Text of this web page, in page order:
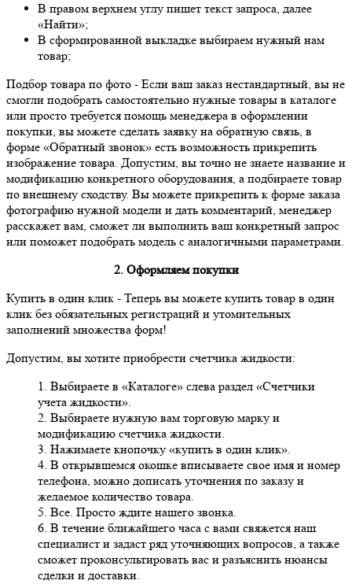
В правом верхнем углу пишет текст запроса, далее
«Найти»;
В сформированной выкладке выбираем нужный нам
товар;
Подбор товара по фото - Если ваш заказ нестандартный, вы не
смогли подобрать самостоятельно нужные товары в каталоге
или просто требуется помощь менеджера в оформлении
покупки, вы можете сделать заявку на обратную связь, в
форме «Обратный звонок» есть возможность прикрепить
изображение товара. Допустим, вы точно не знаете название и
модификацию конкретного оборудования, а подбираете товар
по внешнему сходству. Вы можете прикрепить к форме заказа
фотографию нужной модели и дать комментарий, менеджер
расскажет вам, сможет ли выполнить ваш конкретный запрос
или поможет подобрать модель с аналогичными параметрами.
2. Оформляем покупки
Купить в один клик - Теперь вы можете купить товар в один
клик без обязательных регистраций и утомительных
заполнений множества форм!
Допустим, вы хотите приобрести счетчика жидкости:
1. Выбираете в «Каталоге» слева раздел «Счетчики
учета жидкости».
2. Выбираете нужную вам торговую марку и
модификацию счетчика жидкости.
3. Нажимаете кнопочку «купить в один клик».
4. В открывшемся окошке вписываете свое имя и номер
телефона, можно дописать уточнения по заказу и
желаемое количество товара.
5. Все. Просто ждите нашего звонка.
6. В течение ближайшего часа с вами свяжется наш
специалист и задаст ряд уточняющих вопросов, а также
сможет проконсультировать вас и разъяснить нюансы
сделки и доставки.